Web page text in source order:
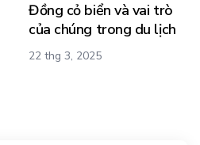
Đồng cỏ biển và vai trò
của chúng trong du lịch
22 thg 3, 2025